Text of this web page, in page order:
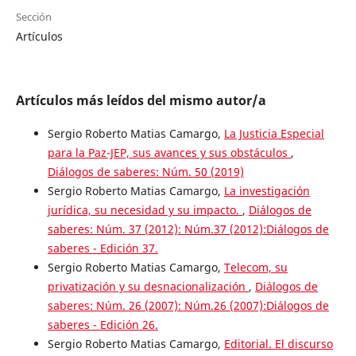
Sección
Artículos
Artículos más leídos del mismo autor/a
Sergio Roberto Matias Camargo, La Justicia Especial
para la Paz-JEP, sus avances y sus obstáculos ,
Diálogos de saberes: Núm. 50 (2019)
Sergio Roberto Matias Camargo, La investigación
jurídica, su necesidad y su impacto. , Diálogos de
saberes: Núm. 37 (2012): Núm.37 (2012):Diálogos de
saberes - Edición 37.
Sergio Roberto Matias Camargo, Telecom, su
privatización y su desnacionalización , Diálogos de
saberes: Núm. 26 (2007): Núm.26 (2007):Diálogos de
saberes - Edición 26.
Sergio Roberto Matias Camargo, Editorial. El discurso